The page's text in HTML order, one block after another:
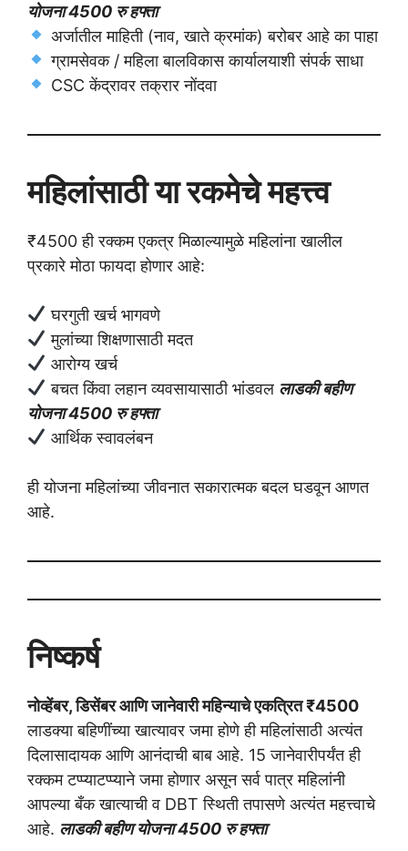
योजना 4500 रु हफ्ता
अर्जातील माहिती (नाव, खाते क्रमांक) बरोबर आहे का पाहा
ग्रामसेवक / महिला बालविकास कार्यालयाशी संपर्क साधा
CSC केंद्रावर तक्रार नोंदवा
महिलांसाठी या रकमेचे महत्त्व
₹4500 ही रक्कम एकत्र मिळाल्यामुळे महिलांना खालील
प्रकारे मोठा फायदा होणार आहे:
घरगुती खर्च भागवणे
मुलांच्या शिक्षणासाठी मदत
आरोग्य खर्च
बचत किंवा लहान व्यवसायासाठी भांडवल लाडकी बहीण
योजना 4500 रु हफ्ता
आर्थिक स्वावलंबन
ही योजना महिलांच्या जीवनात सकारात्मक बदल घडवून आणत
आहे.
निष्कर्ष
नोव्हेंबर, डिसेंबर आणि जानेवारी महिन्याचे एकत्रित ₹4500
लाडक्या बहिणींच्या खात्यावर जमा होणे ही महिलांसाठी अत्यंत
दिलासादायक आणि आनंदाची बाब आहे. 15 जानेवारीपर्यंत ही
रक्कम टप्प्याटप्प्याने जमा होणार असून सर्व पात्र महिलांनी
आपल्या बँक खात्याची व DBT स्थिती तपासणे अत्यंत महत्त्वाचे
आहे. लाडकी बहीण योजना 4500 रु हफ्ता